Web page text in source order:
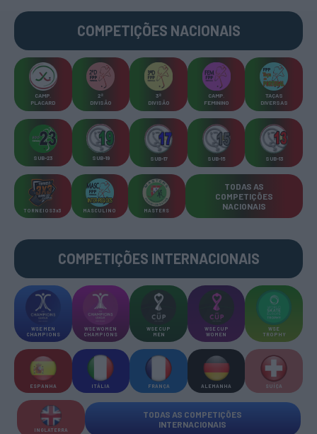
COMPETIÇÕES NACIONAIS
CAMP
PLACARD
2ª
DIVISÃO
3ª
DIVISÃO
CAMP
FEMININO
TAÇAS
DIVERSAS
SUB-23 SUB-19 SUB-17 SUB-15 SUB-13
TORNEIOS 3x3 MASCULINO MASTERS
TODAS AS
COMPETIÇÕES
NACIONAIS
COMPETIÇÕES INTERNACIONAIS
WSE MEN
CHAMPIONS
WSE WOMEN
CHAMPIONS
WSE CUP
MEN
WSE CUP
WOMEN
WSE
TROPHY
ESPANHA ITÁLIA FRANÇA ALEMANHA SUÍÇA
INGLATERRA
TODAS AS COMPETIÇÕES
INTERNACIONAIS